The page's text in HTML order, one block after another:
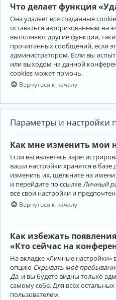
Что делает функция
Она удаляет все созданные
оставаться авторизованным на
выполняют другие функции,
прочитанных сообщений, если
администратором. Если вы
или выходом на данной
cookies может помочь.
Вернуться к началу
Параметры и настройки
Как мне изменить мои
Если вы являетесь
ваши настройки хранятся в
изменить их, щёлкните на
и перейдите по ссылке Личный
все свои настройки и
Вернуться к началу
Как избежать
«Кто сейчас на
На вкладке «Личные настройки»
опцию Скрывать моё
Да, и вы будете видны только
самому себе. Для всех
пользователем.